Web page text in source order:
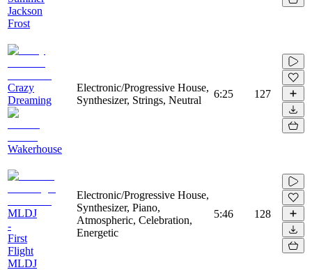
Jackson
Frost
Crazy
Dreaming
Wakerhouse
Electronic/Progressive House,
Synthesizer, Strings, Neutral
6:25 127
MLDJ
-
First
Flight
MLDJ
Electronic/Progressive House,
Synthesizer, Piano,
Atmospheric, Celebration,
Energetic
5:46 128